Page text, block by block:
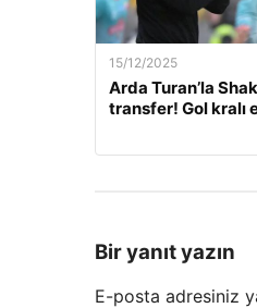
15/12/2025
Arda Turan’la
transfer! Gol kralı
Bir yanıt yazın
E-posta adresiniz